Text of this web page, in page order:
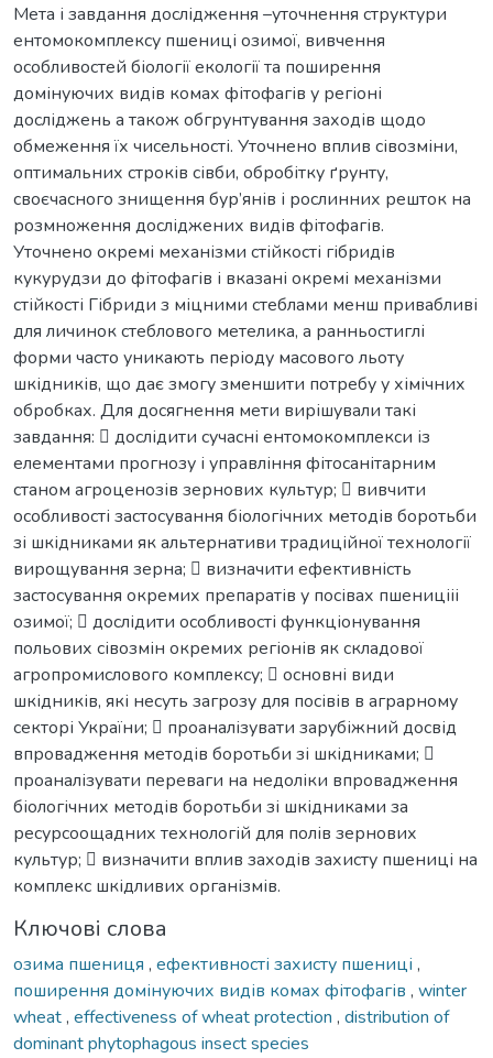
Мета і завдання дослідження –уточнення структури
ентомокомплексу пшениці озимої, вивчення
особливостей біології екології та поширення
домінуючих видів комах фітофагів у регіоні
досліджень а також обгрунтування заходів щодо
обмеження їх чисельності. Уточнено вплив сівозміни,
оптимальних строків сівби, обробітку ґрунту,
своєчасного знищення бур’янів і рослинних решток на
розмноження досліджених видів фітофагів.
Уточнено окремі механізми стійкості гібридів
кукурудзи до фітофагів і вказані окремі механізми
стійкості Гібриди з міцними стеблами менш привабливі
для личинок стеблового метелика, а ранньостиглі
форми часто уникають періоду масового льоту
шкідників, що дає змогу зменшити потребу у хімічних
обробках. Для досягнення мети вирішували такі
завдання:  дослідити сучасні ентомокомплекси із
елементами прогнозу і управління фітосанітарним
станом агроценозів зернових культур;  вивчити
особливості застосування біологічних методів боротьби
зі шкідниками як альтернативи традиційної технології
вирощування зерна;  визначити ефективність
застосування окремих препаратів у посівах пшеницііі
озимої;  дослідити особливості функціонування
польових сівозмін окремих регіонів як складової
агропромислового комплексу;  основні види
шкідників, які несуть загрозу для посівів в аграрному
секторі України;  проаналізувати зарубіжний досвід
впровадження методів боротьби зі шкідниками; 
проаналізувати переваги на недоліки впровадження
біологічних методів боротьби зі шкідниками за
ресурсоощадних технологій для полів зернових
культур;  визначити вплив заходів захисту пшениці на
комплекс шкідливих організмів.
Ключові слова
озима пшениця , ефективності захисту пшениці ,
поширення домінуючих видів комах фітофагів , winter
wheat, effectiveness of wheat protection , distribution of
dominant phytophagous insect species